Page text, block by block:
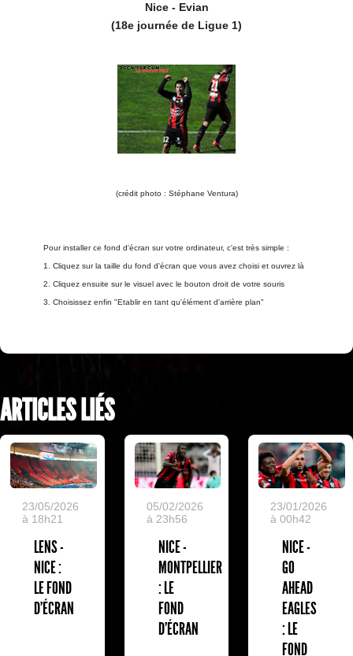
Nice - Evian
(18e journée de Ligue 1)
(crédit photo : Stéphane Ventura)
Pour installer ce fond d'écran sur votre ordinateur, c'est très simple :
1. Cliquez sur la taille du fond d'écran que vous avez choisi et ouvrez là
2. Cliquez ensuite sur le visuel avec le bouton droit de votre souris
3. Choisissez enfin "Etablir en tant qu'élément d'arrière plan"
ARTICLES LIÉS
23/05/2026
à 18h21
LENS -
NICE :
LE FOND
D'ÉCRAN
05/02/2026
à 23h56
NICE -
MONTPELLIER
: LE
FOND
D'ÉCRAN
23/01/2026
à 00h42
NICE -
GO
AHEAD
EAGLES
: LE
FOND